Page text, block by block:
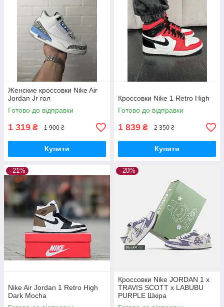
Женские кроссовки Nike Air
Jordan Jr гол
Готово до відправки
1 319 ₴ 1 900 ₴
Купити
Кроссовки Nike 1 Retro High
Готово до відправки
1 839 ₴ 2 350 ₴
Купити
–21%
Nike Air Jordan 1 Retro High
Dark Mocha
–20%
Кроссовки Nike JORDAN 1 x
TRAVIS SCOTT x LABUBU
PURPLE Шкіра